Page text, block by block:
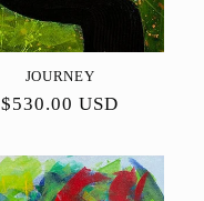
JOURNEY
Preço
$530.00 USD